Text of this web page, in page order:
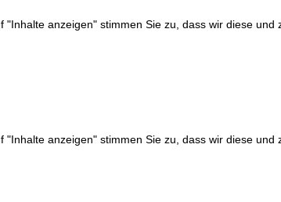
"Inhalte anzeigen" stimmen Sie zu, dass wir diese und
"Inhalte anzeigen" stimmen Sie zu, dass wir diese und